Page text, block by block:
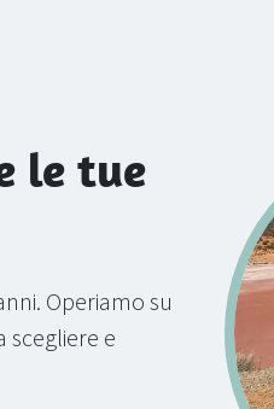
le tue
Operiamo su
scegliere e